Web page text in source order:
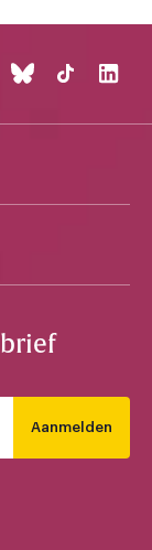
Aanmelden